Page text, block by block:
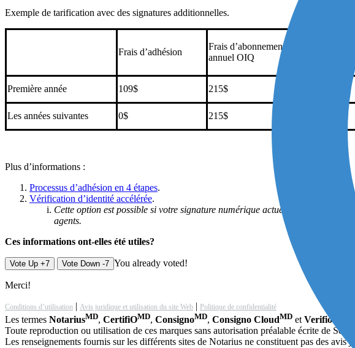
Exemple de tarification avec des signatures additionnelles.
Frais d’adhésion
Frais d’abonnement
annuel OIQ
Frais
annuel
Première année 109$ 215$
Les années suivantes 0$ 215$
Plus d’informations :
Processus d’adhésion en 4 étapes.
Vérification d’identité accélérée.
Cette option est possible si votre signature numérique actuelle est valide et
agents.
Ces informations ont-elles été utiles?
Vote Up +7 Vote Down -7 You already voted!
Merci!
Conditions d’utilisation | Avis juridique et utilisation du site Web | Politique de confidentialité
Les termes NotariusMD, CertifiOMD, ConsignoMD, Consigno CloudMD et Verifio
Toute reproduction ou utilisation de ces marques sans autorisation préalable écrite de
Les renseignements fournis sur les différents sites de Notarius ne constituent pas des avis